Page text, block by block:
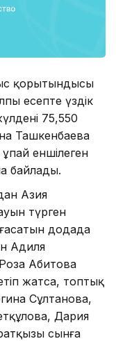
қорытындысы
есепте үздік
75,550
Ташкенбаева
еншілеген
байлады.
Азия
түрген
додада
Адиля
Абитова
жатса, топтық
Сұлтанова,
Дария
сынға